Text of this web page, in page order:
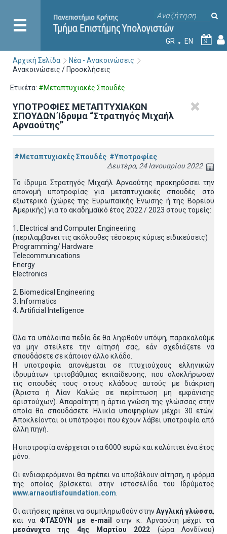
GR EN 9
Αρχική Σελίδα
Νέα - Ανακοινώσεις
Ανακοινώσεις / Προσκλήσεις
Ετικέτα: #Μεταπτυχιακές Σπουδές
ΥΠΟΤΡΟΦΙΕΣ ΜΕΤΑΠΤΥΧΙΑΚΩΝ
ΣΠΟΥΔΩΝ Ίδρυμα “Στρατηγός Μιχαήλ
Αρναούτης”
#Μεταπτυχιακές Σπουδές #Υποτροφίες
Δευτέρα, 24 Ιανουαρίου 2022
Το ίδρυμα Στρατηγός Μιχαήλ Αρναούτης προκηρύσσει την
απονομή υποτροφίας για μεταπτυχιακές σπουδές στο
εξωτερικό (χώρες της Ευρωπαϊκής Ένωσης ή της Βορείου
Αμερικής) για το ακαδημαϊκό έτος 2022 / 2023 στους τομείς:
1. Electrical and Computer Engineering
(περιλαμβανει τις ακόλουθες τέσσερις κύριες ειδικεύσεις)
Programming/ Hardware
Telecommunications
Energy
Electronics
2. Biomedical Engineering
3. Informatics
4. Artificial Intelligence
Όλα τα υπόλοιπα πεδία δε θα ληφθούν υπόψη, παρακαλούμε
να μην στείλετε την αίτησή σας, εάν σχεδιάζετε να
σπουδάσετε σε κάποιον άλλο κλάδο.
Η υποτροφία απονέμεται σε πτυχιούχους ελληνικών
ιδρυμάτων τριτοβάθμιας εκπαίδευσης, που ολοκλήρωσαν
τις σπουδές τους στους κλάδους αυτούς με διάκριση
(Άριστα ή Λίαν Καλώς σε περίπτωση μη εμφάνισης
αριστούχων). Απαραίτητη η άρτια γνώση της γλώσσας στην
οποία θα σπουδάσετε. Ηλικία υποψηφίων μέχρι 30 ετών.
Αποκλείονται οι υπότροφοι που έχουν λάβει υποτροφία από
άλλη πηγή.
Η υποτροφία ανέρχεται στα 6000 ευρώ και καλύπτει ένα έτος
μόνο.
Οι ενδιαφερόμενοι θα πρέπει να υποβάλουν αίτηση, η φόρμα
της οποίας βρίσκεται στην ιστοσελίδα του Ιδρύματος
www.arnaoutisfoundation.com
Οι αιτήσεις πρέπει να συμπληρωθούν στηνΑγγλική γλώσσα,
και να ΦΤΑΣΟΥΝ με e-mail στην κ. Αρναούτη μέχριτα
μεσάνυχτα της 4ης Μαρτίου 2022 (ώρα Λονδίνου)